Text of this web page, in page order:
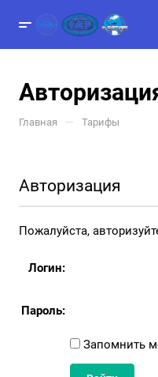
Главная — Тарифы
Авторизация
Пожалуйста,
Логин:
Пароль:
Запомнить